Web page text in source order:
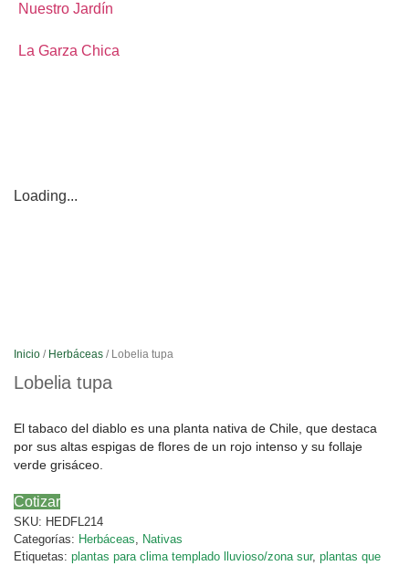
Nuestro Jardín
La Garza Chica
Loading...
Inicio / Herbáceas / Lobelia tupa
Lobelia tupa
El tabaco del diablo es una planta nativa de Chile, que destaca
por sus altas espigas de flores de un rojo intenso y su follaje
verde grisáceo.
Cotizar
SKU: HEDFL214
Categorías: Herbáceas, Nativas
Etiquetas: plantas para clima templado lluvioso/zona sur, plantas que